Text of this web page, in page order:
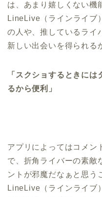
は、あまり嬉しくない機
LineLive（ラインライブ
の人や、推しているライ
新しい出会いを得られる
「スクショするときには
るから便利」
アプリによってはコメン
で、折角ライバーの素敵
ントが邪魔だなぁと思う
LineLive（ラインライブ